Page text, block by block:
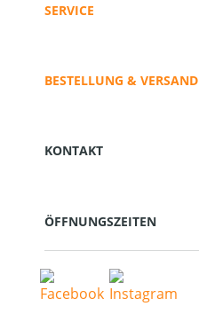
SERVICE
BESTELLUNG & VERSAND
KONTAKT
ÖFFNUNGSZEITEN